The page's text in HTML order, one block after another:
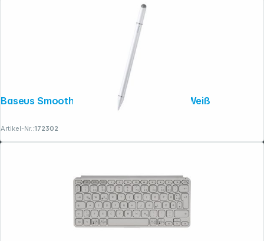
Baseus Smooth Writing III Passiv Stylus Weiß
Artikel-Nr.:172302